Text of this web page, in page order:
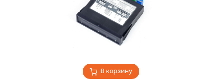
В корзину